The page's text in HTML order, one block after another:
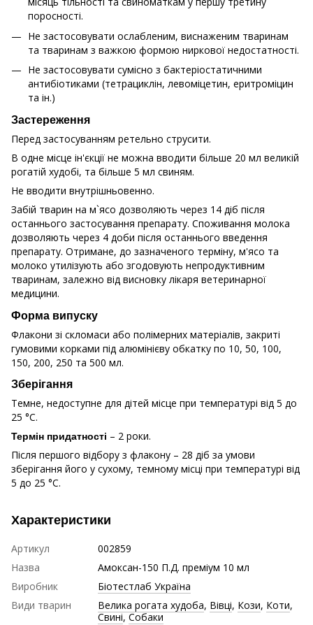
поросності.
Не застосовувати ослабленим, виснаженим тваринам
та тваринам з важкою формою ниркової недостатності.
Не застосовувати сумісно з бактеріостатичними
антибіотиками (тетрациклін, левоміцетин, еритроміцин
та ін.)
Застереження
Перед застосуванням ретельно струсити.
В одне місце ін'єкції не можна вводити більше 20 мл великій
рогатій худобі, та більше 5 мл свиням.
Не вводити внутрішньовенно.
Забій тварин на м`ясо дозволяють через 14 діб після
останнього застосування препарату. Споживання молока
дозволяють через 4 доби після останнього введення
препарату. Отримане, до зазначеного терміну, м'ясо та
молоко утилізують або згодовують непродуктивним
тваринам, залежно від висновку лікаря ветеринарної
медицини.
Форма випуску
Флакони зі скломаси або полімерних матеріалів, закриті
гумовими корками під алюмінієву обкатку по 10, 50, 100,
150, 200, 250 та 500 мл.
Зберігання
Темне, недоступне для дітей місце при температурі від 5 до
25 °С.
Термін придатності – 2 роки.
Після першого відбору з флакону – 28 діб за умови
зберігання його у сухому, темному місці при температурі від
5 до 25 °С.
Характеристики
Артикул
002859
Назва
Амоксан-150 П.Д. преміум 10 мл
Виробник
Біотестлаб Україна
Види тварин
Велика рогата худоба, Вівці, Кози, Коти,
Свині, Собаки